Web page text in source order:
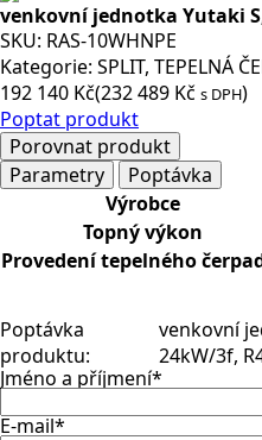
venkovní jednotka Yutaki
SKU: RAS-10WHNPE
Kategorie: SPLIT, TEPELNÁ
192 140 Kč(232 489 Kč s DPH)
Poptat produkt
Porovnat produkt
Parametry
Poptávka
Výrobce
Topný výkon
Provedení tepelného
Poptávka
produktu:
venkovní
24kW/3f,
Jméno a příjmení*
E-mail*